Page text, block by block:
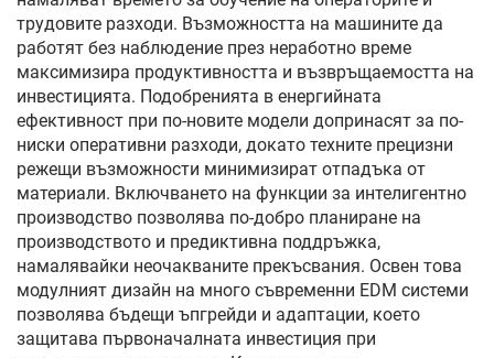
трудовите разходи. Възможността на машините да
работят без наблюдение през неработно време
максимизира продуктивността и възвръщаемостта на
инвестицията. Подобренията в енергийната
ефективност при по-новите модели допринасят за по-
ниски оперативни разходи, докато техните прецизни
режещи възможности минимизират отпадъка от
материали. Включването на функции за интелигентно
производство позволява по-добро планиране на
производството и предиктивна поддръжка,
намалявайки неочакваните прекъсвания. Освен това
модулният дизайн на много съвременни EDM системи
позволява бъдещи ъпгрейди и адаптации, което
защитава първоначалната инвестиция при